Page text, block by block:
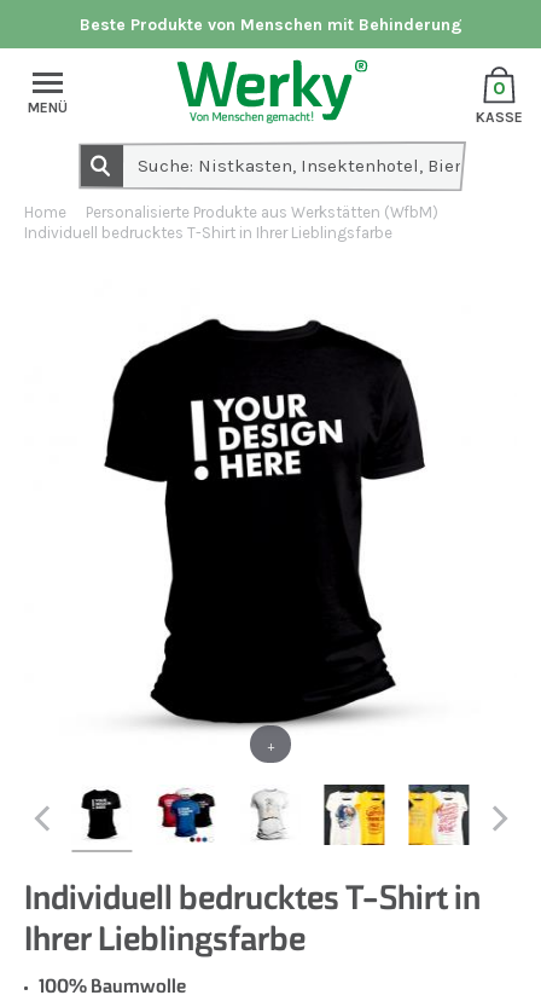
Beste Produkte von Menschen mit Behinderung
0
KASSE
MENÜ
Home
Personalisierte Produkte aus Werkstätten (WfbM)
Individuell bedrucktes T-Shirt in Ihrer Lieblingsfarbe
+
Individuell bedrucktes T-Shirt in
Ihrer Lieblingsfarbe
100% Baumwolle